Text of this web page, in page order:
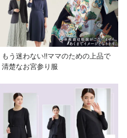
もう迷わない!!ママのための上品で
清楚なお宮参り服